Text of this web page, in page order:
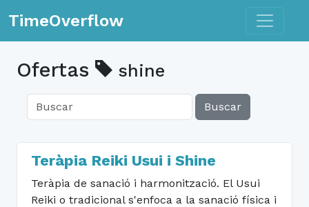
TimeOverflow Toggle
Ofertas shine
Buscar
Teràpia Reiki Usui i Shine
Teràpia de sanació i harmonització. El Usui
Reiki o tradicional s'enfoca a la sanació física i